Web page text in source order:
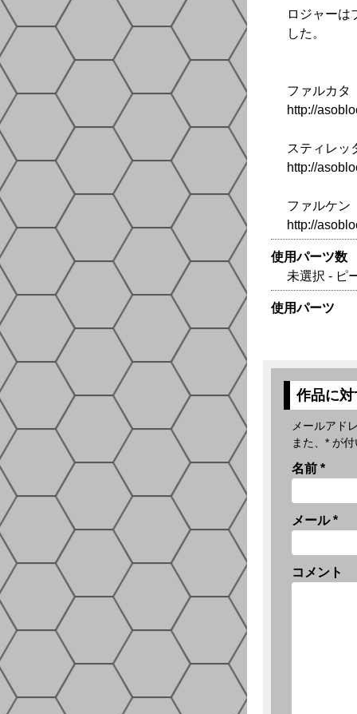
ロジャーは
した。
ファルカ
http://
スティレ
http://
ファルケ
http://
使用パーツ数
未選択 - ピ
使用パーツ
作品に
メールアド
また、 * が付
名前 *
メール*
コメント